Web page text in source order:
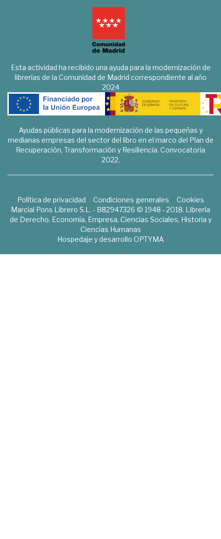
Esta actividad ha recibido una ayuda para la modernización de
librerías de la Comunidad de Madrid correspondiente al año
2024
Ayudas públicas para la modernización de las pequeñas y
medianas empresas del sector del libro en el marco del Plan de
Recuperación, Transformación y Resiliencia. Convocatoria
2022.
Política de privacidad Condiciones generales
Cookies
Marcial Pons Librero S.L. - B82947326 © 1948 - 2018. Librería
de Derecho, Economía, Empresa, Ciencias Sociales, Historia y
Ciencias Humanas
Hospedaje y desarrollo OPTYMA